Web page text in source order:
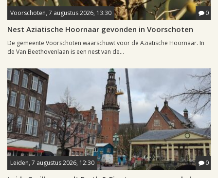
Voorschoten, 7 augustus 2026, 13:30 0
Nest Aziatische Hoornaar gevonden in Voorschoten
De gemeente Voorschoten waarschuwt voor de Aziatische Hoornaar. In
de Van Beethovenlaan is een nest van de...
Leiden, 7 augustus 2026, 12:30 0